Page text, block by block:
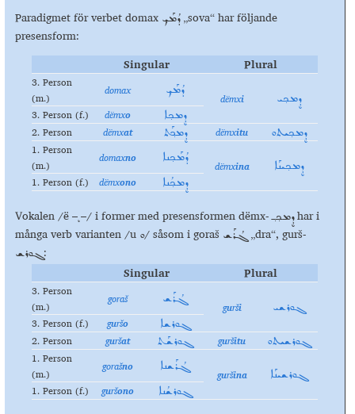
Paradigmet för verbet domax ܕܳܡܰܟ݂„sova“ har följande
presensform:
Singular Plural
3. Person
(m.)
domax ܕܳܡܰܟ݂ dëmxi ܕܷܡܟ݂ܝ
3. Person (f.) dëmxo ܕܷܡܟ݂ܐ
2. Person dëmxat ܕܷܡܟ݂ܰܬ dëmxitu ܕܷܡܟ݂ܝܬܘ
1. Person
(m.)
domaxno ܕܳܡܰܟ݂ܢܐ dëmxina ܕܷܡܟ݂ܝܢܰܐ
1. Person (f.) dëmxono ܕܷܡܟ݂ܳܢܐ
Vokalen /ë –ܷ –/ i former med presensformen dëmx-ܕܷܡܟ݂ـ݂har i
många verb varianten /u ܘ/ såsom i goraš ܓܳܪܰܫ „dra“, gurš-
ܓܘܪܫ:
Singular Plural
3. Person
(m.)
goraš ܓܳܪܰܫ gurši ܓܘܪܫܝ
3. Person (f.) guršo ܓܘܪܫܐ
2. Person guršat ܓܘܪܫܰܬ guršitu ܓܘܪܫܝܬܘ
1. Person
(m.)
gorašno ܓܳܪܰܫܢܐ guršina ܓܘܪܫܝܢܰܐ
1. Person (f.) guršono ܓܘܪܫܳܢܐ